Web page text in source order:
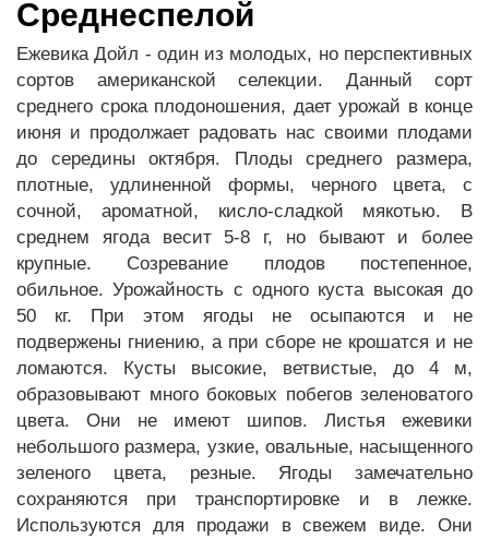
Среднеспелой
Ежевика Дойл - один из молодых, но перспективных
сортов американской селекции. Данный сорт
среднего срока плодоношения, дает урожай в конце
июня и продолжает радовать нас своими плодами
до середины октября. Плоды среднего размера,
плотные, удлиненной формы, черного цвета, с
сочной, ароматной, кисло-сладкой мякотью. В
среднем ягода весит 5-8 г, но бывают и более
крупные. Созревание плодов постепенное,
обильное. Урожайность с одного куста высокая до
50 кг. При этом ягоды не осыпаются и не
подвержены гниению, а при сборе не крошатся и не
ломаются. Кусты высокие, ветвистые, до 4 м,
образовывают много боковых побегов зеленоватого
цвета. Они не имеют шипов. Листья ежевики
небольшого размера, узкие, овальные, насыщенного
зеленого цвета, резные. Ягоды замечательно
сохраняются при транспортировке и в лежке.
Используются для продажи в свежем виде. Они